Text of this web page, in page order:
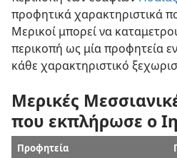
προφητικά χαρακτηριστικά
Μερικοί μπορεί να
περικοπή ως μία προφητεία
κάθε χαρακτηριστικό
Μερικές
που εκπλήρωσε ο
Προφητεία